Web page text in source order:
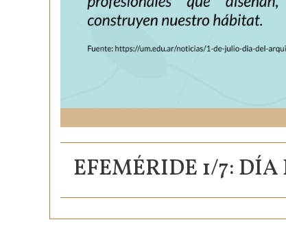
EFEMÉRIDE 1/7: